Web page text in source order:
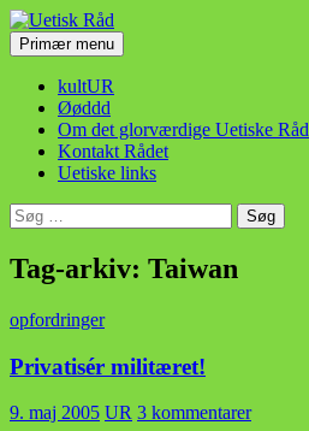
Hop
til
indhold
Uetisk Råd
SøgPrimær menu
kultUR
Øøddd
Om det glorværdige Uetiske Råd
Kontakt Rådet
Uetiske links
Søg
efter:
Tag-arkiv: Taiwan
opfordringer
Privatisér militæret!
9. maj 2005 UR 3 kommentarer